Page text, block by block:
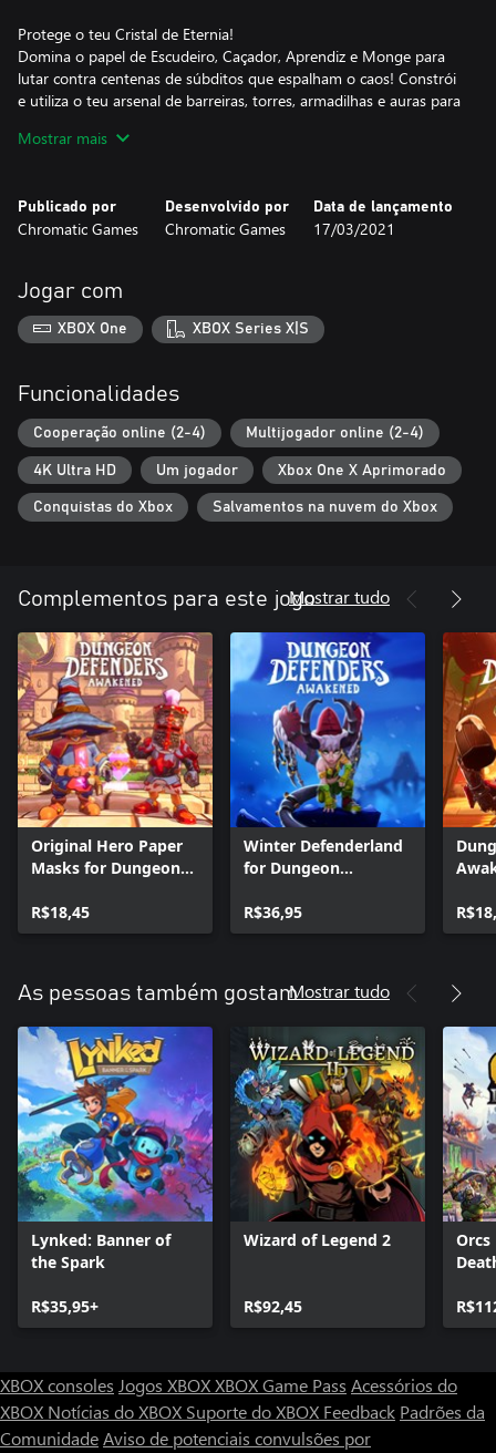
Protege o teu Cristal de Eternia!
Domina o papel de Escudeiro, Caçador, Aprendiz e Monge para
lutar contra centenas de súbditos que espalham o caos! Constrói
e utiliza o teu arsenal de barreiras, torres, armadilhas e auras para
mas cabe-te a ti escolher a forma como o fazes!
Defender Etheria é melhor com amigos! Junta-te a três dos teus
amigos online para combaterem lado a lado!
Ganha muitos objetos enquanto lutas contra as ondas de
inimigos que se aproximam! Podes ganhar espadas, bestas,
pautas, cajados, armas de haste, machados, lança-granadas,
Tudo no Dungeon Defenders: Awakened é escolhido por ti. O
equipamento que usas, o aspeto do teu herói, onde constróis as
tuas defesas, que defesas constróis - és o mestre do teu destino
em Etheria!
Mostrar mais
Publicado por
Chromatic Games
Desenvolvido por
Chromatic Games
Data de lançamento
17/03/2021
Jogar com
XBOX One XBOX Series X|S
Funcionalidades
Cooperação online (2-4) Multijogador online (2-4)
4K Ultra HD Um jogador Xbox One X Aprimorado
Conquistas do Xbox Salvamentos na nuvem do Xbox
Complementos para este jogoMostrar tudo
Original Hero Paper
Masks for Dungeon
R$18,45
Winter Defenderland
for Dungeon
R$36,95
As pessoas também gostamMostrar tudo
Lynked: Banner of
the Spark
R$35,95+
Wizard of Legend 2
R$92,45
Orcs
XBOX consoles Jogos XBOXXBOX Game Pass Acessórios do
XBOX Notícias do XBOX Suporte do XBOX Feedback Padrões da
ComunidadeAviso de potenciais convulsões por